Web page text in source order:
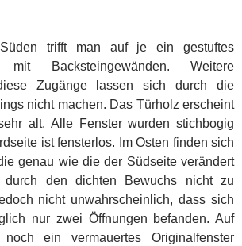
trifft man auf je ein gestuftes
mit Backsteingewänden. Weitere
Zugänge lassen sich durch die
nicht machen. Das Türholz erscheint
alt. Alle Fenster wurden stichbogig
ist fensterlos. Im Osten finden sich
genau wie die der Südseite verändert
den dichten Bewuchs nicht zu
nicht unwahrscheinlich, dass sich
nur zwei Öffnungen befanden. Auf
ein vermauertes Originalfenster